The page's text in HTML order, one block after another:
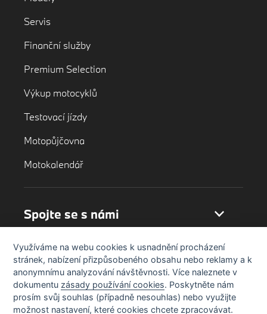
Servis
Finanční služby
Premium Selection
Výkup motocyklů
Testovací jízdy
Motopůjčovna
Motokalendář
Spojte se s námi
Využíváme na webu cookies k usnadnění procházení
stránek, nabízení přizpůsobeného obsahu nebo reklamy a k
anonymnímu analyzování návštěvnosti. Více naleznete v
dokumentu zásady používání cookies. Poskytněte nám
prosím svůj souhlas (případně nesouhlas) nebo využijte
možnost nastavení, které cookies chcete zpracovávat.